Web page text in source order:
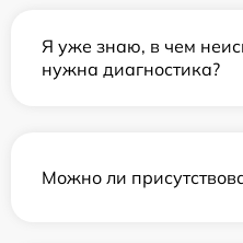
Я уже знаю, в чем
нужна диагностика?
Можно ли